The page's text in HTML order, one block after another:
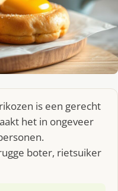
is een gerecht
het in ongeveer
boter, rietsuiker